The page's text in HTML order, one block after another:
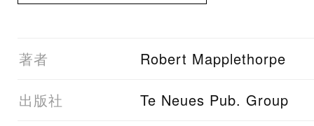
01著者 Robert Mapplethorpe
03出版社 Te Neues Pub. Group